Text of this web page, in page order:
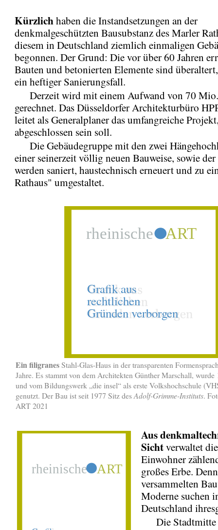
Kürzlichhaben die Instandsetzungen an der
denkmalgeschützten Bausubstanz des Marler
diesem in Deutschland ziemlich einmaligen
begonnen. Der Grund: Die vor über 60 Jahren
Bauten und betonierten Elemente sind
ein heftiger Sanierungsfall.
Derzeit wird mit einem Aufwand von 70
gerechnet. Das Düsseldorfer Architekturbüro
leitet als Generalplaner das umfangreiche
abgeschlossen sein soll.
Die Gebäudegruppe mit den zwei
einer seinerzeit völlig neuen Bauweise, sowie
werden saniert, haustechnisch erneuert und zu
Rathaus" umgestaltet.
Ein filigranesStahl-Glas-Haus in der transparenten
Jahre. Es stammt von dem Architekten Günther Marschall, wurde
und vom Bildungswerk „die insel“ als erste Volkshochschule
genutzt. Der Bau ist seit 1977 Sitz desAdolf-Grimme-Instituts.
ART 2021
Aus
Sichtverwaltet
Einwohner
großes Erbe.
versammelten
Moderne suchen
Deutschland
Die Stadtmitte